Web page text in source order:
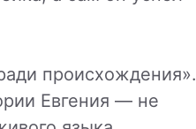
происхождения».
Евгения — не